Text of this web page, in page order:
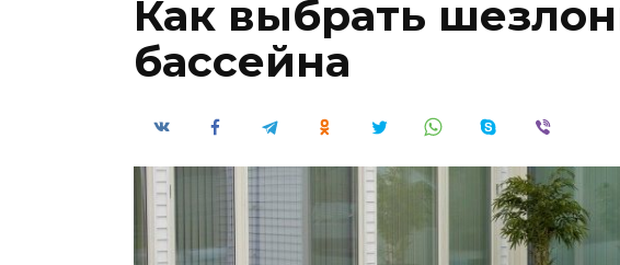
Как выбрать
бассейна